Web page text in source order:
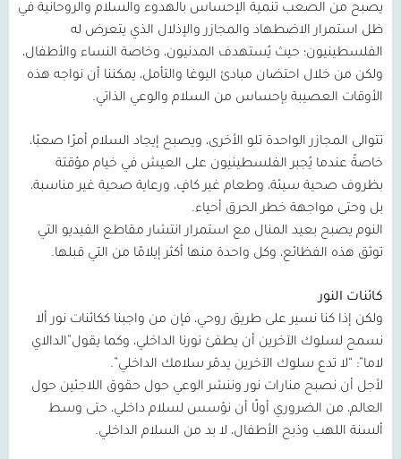
يصبح من الصعب تنمية الإحساس بالهدوء والسلام والروحانية في
ظل استمرار الاضطهاد والمجازر والإذلال الذي يتعرض له
الفلسطينيون؛ حيث يُستهدف المدنيون، وخاصة النساء والأطفال،
ولكن من خلال احتضان مبادئ اليوغا والتأمل، يمكننا أن نواجه هذه
الأوقات العصيبة بإحساس من السلام والوعي الذاتي.
تتوالى المجازر الواحدة تلو الأخرى، ويصبح إيجاد السلام أمرًا صعبًا،
خاصةً عندما يُجبر الفلسطينيون على العيش في خيام مؤقتة
بظروف صحية سيئة، وطعام غير كافٍ، ورعاية صحية غير مناسبة،
بل وحتى مواجهة خطر الحرق أحياء.
النوم يصبح بعيد المنال مع استمرار انتشار مقاطع الفيديو التي
توثق هذه الفظائع، وكل واحدة منها أكثر إيلامًا من التي قبلها.
كائنات النور
ولكن إذا كنا نسير على طريق روحي، فإن من واجبنا ككائنات نور ألا
نسمح لسلوك الآخرين أن يطفئ نورنا الداخلي، وكما يقول”الدالاي
لاما”: “لا تدع سلوك الآخرين يدمّر سلامك الداخلي”.
لأجل أن نصبح منارات نور وننشر الوعي حول حقوق اللاجئين حول
العالم، من الضروري أولًا أن نؤسس لسلام داخلي، حتى وسط
ألسنة اللهب وذبح الأطفال، لا بد من السلام الداخلي.